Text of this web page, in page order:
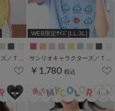
WEB限定ｻｲｽﾞ[LL,3L]
￥1,780 税込